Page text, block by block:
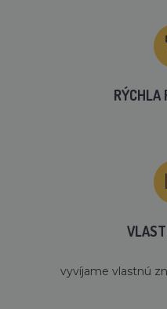
RÝCHLA
vyvíjame vlastnú